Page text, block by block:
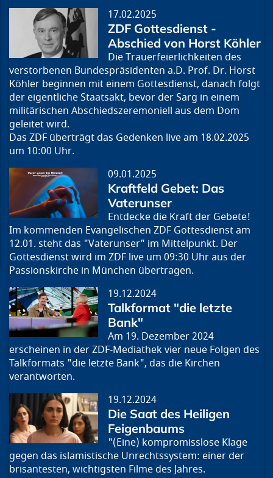
17.02.2025
ZDF Gottesdienst -
Abschied von Horst Köhler
Die Trauerfeierlichkeiten des
verstorbenen Bundespräsidenten a.D. Prof. Dr. Horst
Köhler beginnen mit einem Gottesdienst, danach folgt
der eigentliche Staatsakt, bevor der Sarg in einem
militärischen Abschiedszeremoniell aus dem Dom
geleitet wird.
Das ZDF überträgt das Gedenken live am 18.02.2025
um 10:00 Uhr.
09.01.2025
Kraftfeld Gebet: Das
Vaterunser
Entdecke die Kraft der Gebete!
Im kommenden Evangelischen ZDF Gottesdienst am
12.01. steht das "Vaterunser" im Mittelpunkt. Der
Gottesdienst wird im ZDF live um 09:30 Uhr aus der
Passionskirche in München übertragen.
19.12.2024
Talkformat "die letzte
Bank"
Am 19. Dezember 2024
erscheinen in der ZDF-Mediathek vier neue Folgen des
Talkformats "die letzte Bank", das die Kirchen
verantworten.
19.12.2024
Die Saat des Heiligen
Feigenbaums
"(Eine) kompromisslose Klage
gegen das islamistische Unrechtssystem: einer der
brisantesten, wichtigsten Filme des Jahres.